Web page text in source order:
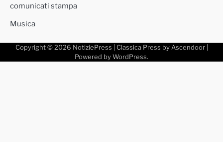
comunicati stampa
Musica
Copyright © 2026 NotiziePress | Classica Press by Ascendoor|
Powered by WordPress.